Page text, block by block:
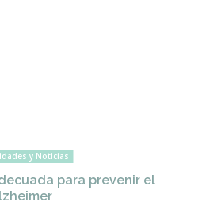
y Noticias
para prevenir el